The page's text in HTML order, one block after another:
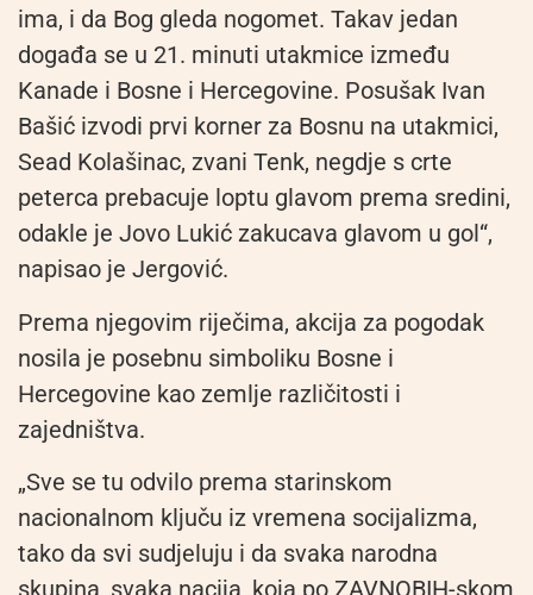
ima, i da Bog gleda nogomet. Takav jedan
događa se u 21. minuti utakmice između
Kanade i Bosne i Hercegovine. Posušak Ivan
Bašić izvodi prvi korner za Bosnu na utakmici,
Sead Kolašinac, zvani Tenk, negdje s crte
peterca prebacuje loptu glavom prema sredini,
odakle je Jovo Lukić zakucava glavom u gol“,
napisao je Jergović.
Prema njegovim riječima, akcija za pogodak
nosila je posebnu simboliku Bosne i
Hercegovine kao zemlje različitosti i
zajedništva.
„Sve se tu odvilo prema starinskom
nacionalnom ključu iz vremena socijalizma,
tako da svi sudjeluju i da svaka narodna
skupina, svaka nacija, koja po ZAVNOBIH-skom